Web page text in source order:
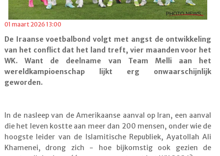
01 maart 2026 13:00
De Iraanse voetbalbond volgt met angst de ontwikkeling
van het conflict dat het land treft, vier maanden voor het
WK. Want de deelname van Team Melli aan het
wereldkampioenschap lijkt erg onwaarschijnlijk
geworden.
In de nasleep van de Amerikaanse aanval op Iran, een aanval
die het leven kostte aan meer dan 200 mensen, onder wie de
hoogste leider van de Islamitische Republiek, Ayatollah Ali
Khamenei, drong zich - hoe bijkomstig ook gezien de